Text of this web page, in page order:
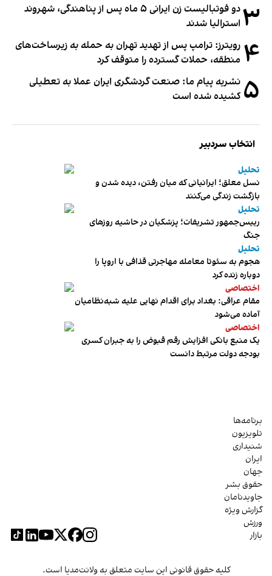
۳
دو فوتبالیست زن ایرانی ۵ ماه پس از پناهندگی، شهروند
استرالیا شدند
۴ رویترز: ترامپ پس از تهدید تهران به حمله به زیرساخت‌های
منطقه، حملات گسترده را متوقف کرد
۵ نشریه پیام ما: صنعت گردشگری ایران عملا به تعطیلی
کشیده شده است
انتخاب سردبیر
تحلیل
نسل معلق؛ ایرانیانی که میان رفتن، دیده شدن و
بازگشت زندگی می‌کنند
تحلیل
رییس‌جمهور تشریفات؛ پزشکیان در حاشیه روزهای
جنگ
تحلیل
هجوم به سئوتا معامله مهاجرتی قذافی با اروپا را
دوباره زنده کرد
اختصاصی
مقام عراقی: بغداد برای اقدام نهایی علیه شبه‌نظامیان
آماده می‌شود
اختصاصی
یک منبع بانکی افزایش رقم قبوض را به جبران کسری
بودجه دولت مرتبط دانست
برنامه‌ها
تلویزیون
شنیداری
ایران
جهان
حقوق بشر
جاویدنامان
گزارش ویژه
ورزش
بازار
کلیه حقوق قانونی این سایت متعلق به ولانت‌مدیا است.